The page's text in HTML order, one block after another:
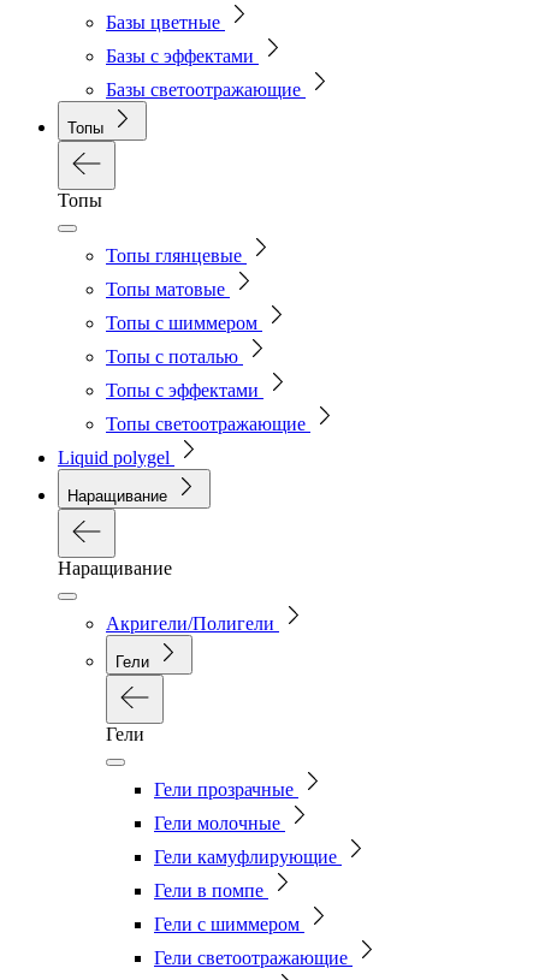
Базы цветные
Базы с эффектами
Базы светоотражающие
Топы
Топы
Топы глянцевые
Топы матовые
Топы с шиммером
Топы с поталью
Топы с эффектами
Топы светоотражающие
Liquid polygel
Наращивание
Наращивание
Акригели/Полигели
Гели
Гели
Гели прозрачные
Гели молочные
Гели камуфлирующие
Гели в помпе
Гели с шиммером
Гели светоотражающие